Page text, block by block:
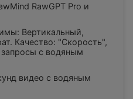
RawGPT Pro и
Вертикальный,
Качество: "Скорость",
с водяным
видео с водяным